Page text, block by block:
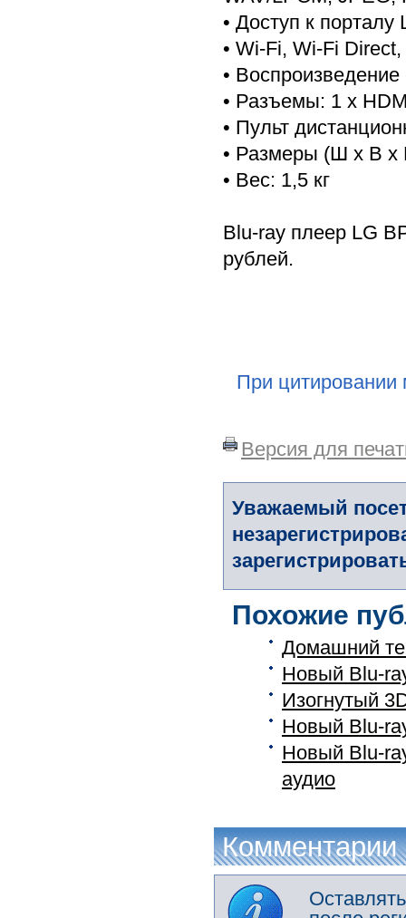
• Доступ к
• Wi-Fi, Wi-Fi
•
• Разъемы: 1 x
• Пульт
• Размеры (Ш x В x
• Вес: 1,5 кг
Blu-ray плеер LG
рублей.
При цитировании
Версия для
Уважаемый
Похожие
Домашний
Новый Blu-
Изогнутый
Новый Blu-
Новый Blu-
аудио
Комментарии